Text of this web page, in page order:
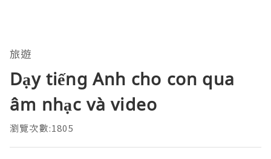
旅遊
Dạy tiếng Anh cho con qua
âm nhạc và video
瀏覽次數:1805